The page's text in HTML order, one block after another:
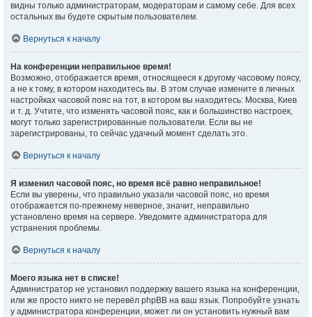
видны только администраторам, модераторам и самому себе. Для всех
остальных вы будете скрытым пользователем.
Вернуться к началу
На конференции неправильное время!
Возможно, отображается время, относящееся к другому часовому поясу,
а не к тому, в котором находитесь вы. В этом случае измените в личных
настройках часовой пояс на тот, в котором вы находитесь: Москва, Киев
и т. д. Учтите, что изменять часовой пояс, как и большинство настроек,
могут только зарегистрированные пользователи. Если вы не
зарегистрированы, то сейчас удачный момент сделать это.
Вернуться к началу
Я изменил часовой пояс, но время всё равно неправильное!
Если вы уверены, что правильно указали часовой пояс, но время
отображается по-прежнему неверное, значит, неправильно
установлено время на сервере. Уведомите администратора для
устранения проблемы.
Вернуться к началу
Моего языка нет в списке!
Администратор не установил поддержку вашего языка на конференции,
или же просто никто не перевёл phpBB на ваш язык. Попробуйте узнать
у администратора конференции, может ли он установить нужный вам